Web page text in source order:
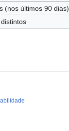
(nos últimos 90 dias)